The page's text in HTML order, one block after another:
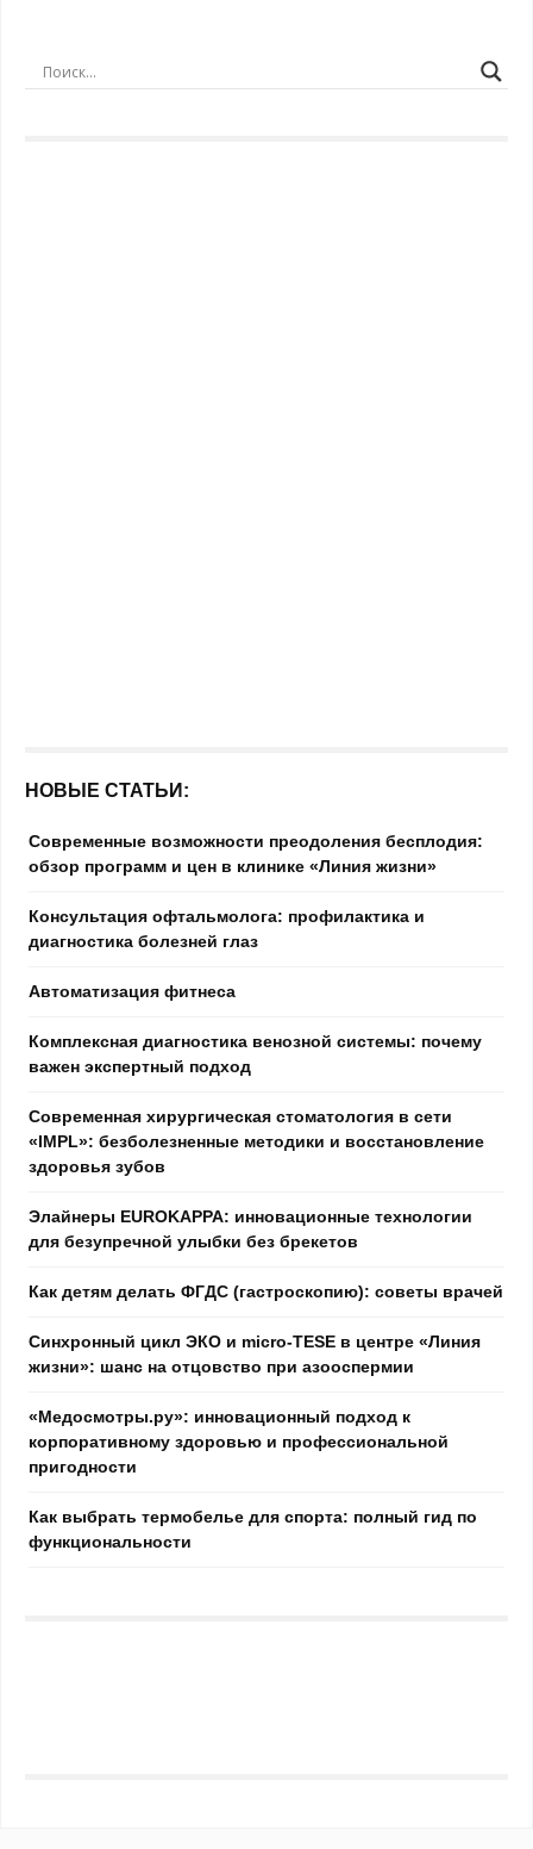
НОВЫЕ СТАТЬИ:
Современные возможности преодоления бесплодия:
обзор программ и цен в клинике «Линия жизни»
Консультация офтальмолога: профилактика и
диагностика болезней глаз
Автоматизация фитнеса
Комплексная диагностика венозной системы: почему
важен экспертный подход
Современная хирургическая стоматология в сети
«IMPL»: безболезненные методики и восстановление
здоровья зубов
Элайнеры EUROKAPPA: инновационные технологии
для безупречной улыбки без брекетов
Как детям делать ФГДС (гастроскопию): советы врачей
Синхронный цикл ЭКО и micro-TESE в центре «Линия
жизни»: шанс на отцовство при азооспермии
«Медосмотры.ру»: инновационный подход к
корпоративному здоровью и профессиональной
пригодности
Как выбрать термобелье для спорта: полный гид по
функциональности